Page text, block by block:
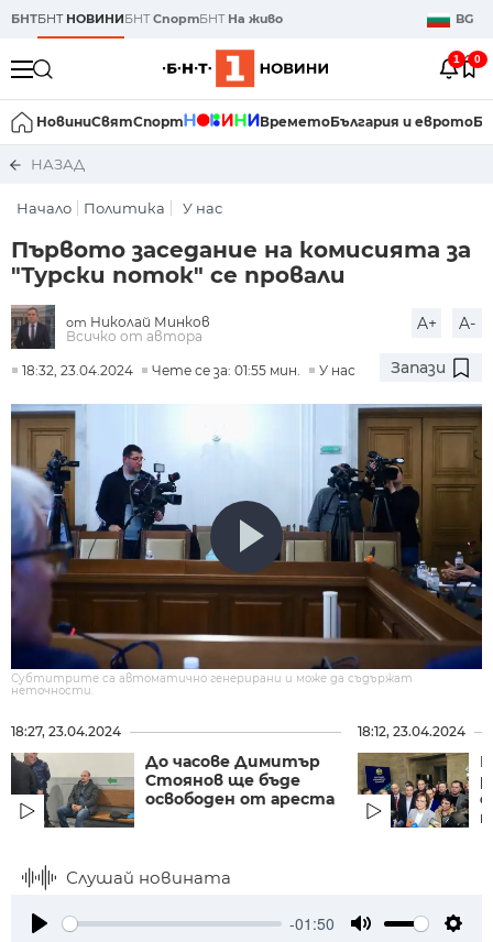
БНТБНТ НОВИНИБНТСпортБНТ На живо BG
1 0
НовиниСвятСпорт ВреметоБългария и еврото
НАЗАД
Начало Политика У нас
Първото заседание на комисията за
"Турски поток" се провали
от Николай Минков
Всичко от автора
A+ A-
18:32, 23.04.2024 Чете се за: 01:55 мин. У нас Запази
Субтитрите са автоматично генерирани и може да съдържат
неточности.
18:27, 23.04.2024
До часове Димитър
Стоянов ще бъде
освободен от ареста
18:12, 23.04.2024
Слушай новината
-01:50